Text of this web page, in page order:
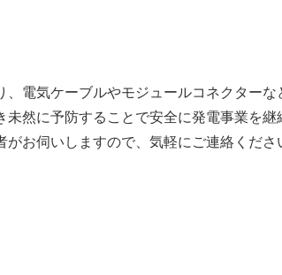
電気ケーブルやモジュールコネクター
然に予防することで安全に発電事業を
お伺いしますので、気軽にご連絡くださ